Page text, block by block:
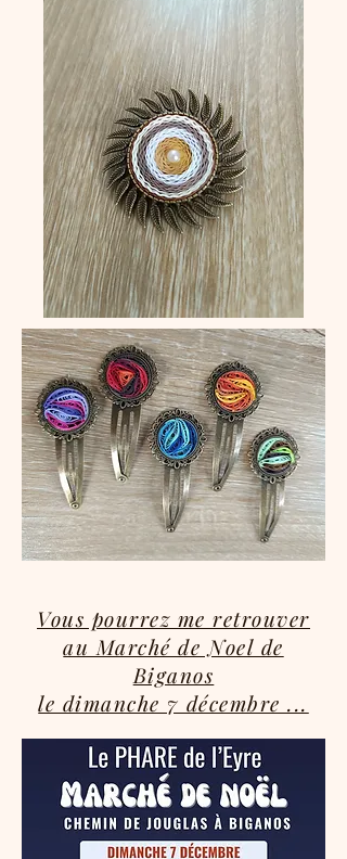
Vous pourrez me retrouver
au Marché de Noel de
Biganos
le dimanche 7 décembre ...